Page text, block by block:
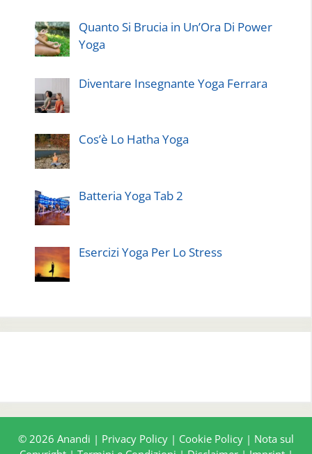
Quanto Si Brucia in Un’Ora Di Power
Yoga
Diventare Insegnante Yoga Ferrara
Cos’è Lo Hatha Yoga
Batteria Yoga Tab 2
Esercizi Yoga Per Lo Stress
© 2026 Anandi | Privacy Policy | Cookie Policy | Nota sul